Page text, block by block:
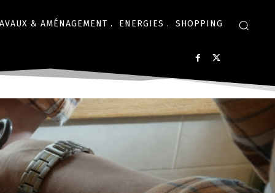
& AMÉNAGEMENT . ENERGIES . SHOPPING